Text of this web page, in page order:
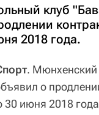
клуб
2018 года.
. Мюнхенский
о
30 июня 2018